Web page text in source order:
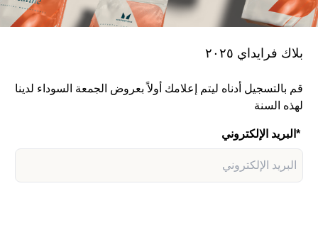
بلاك فرايداي ٢٠٢٥
قم بالتسجيل أدناه ليتم إعلامك أولاً بعروض الجمعة السوداء لدينا
لهذه السنة
البريد الإلكتروني